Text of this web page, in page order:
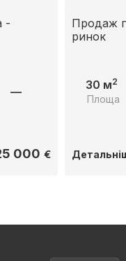
-
—
000 €
Продаж
ринок
30 м2
Площа